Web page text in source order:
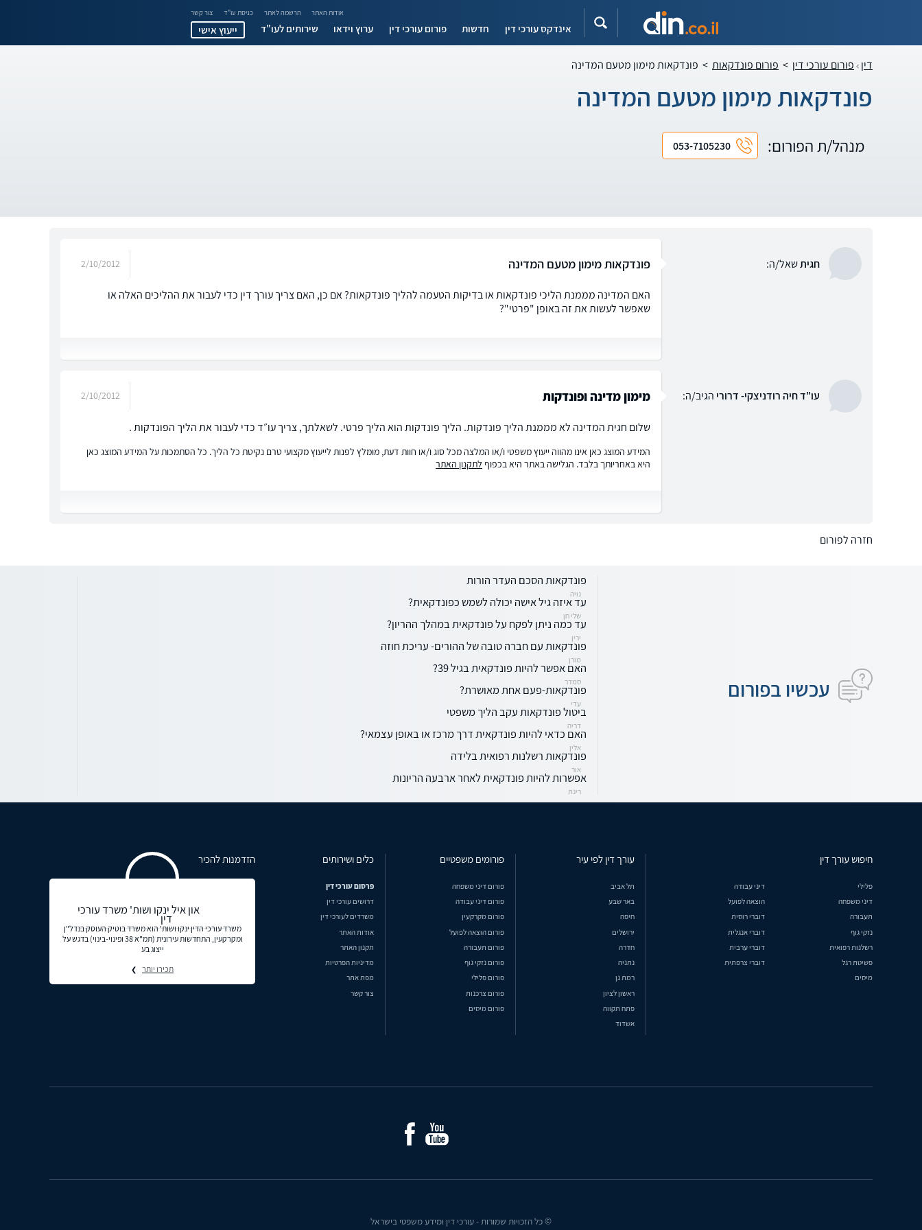
אודות האתר הרשמה לאתר כניסת עו"ד צור קשר
אינדקס עורכי דין חדשות פורום עורכי דין ערוץ וידאו שירותים לעו"ד ייעוץ אישי
דין פורום עורכי דין > פורום פונדקאות > פונדקאות מימון מטעם המדינה
פונדקאות מימון מטעם המדינה
מנהל/ת הפורום: 053-7105230
חגיתשאל/ה: פונדקאות מימון מטעם המדינה 2/10/2012
האם המדינה מממנת הליכי פונדקאות או בדיקות הטעמה להליך פונדקאות? אם כן, האם צריך עורך דין כדי לעבור את ההליכים האלה או
שאפשר לעשות את זה באופן "פרטי"?
עו"ד חיה רודניצקי- דרורי הגיב/ה: מימון מדינה ופונדקות 2/10/2012
שלום חגית המדינה לא מממנת הליך פונדקות. הליך פונדקות הוא הליך פרטי. לשאלתך, צריך עו״ד כדי לעבור את הליך הפונדקות .
המידע המוצג כאן אינו מהווה ייעוץ משפטי ו/או המלצה מכל סוג ו/או חוות דעת, מומלץ לפנות לייעוץ מקצועי טרם נקיטת כל הליך. כל הסתמכות על המידע המוצג כאן
היא באחריותך בלבד. הגלישה באתר היא בכפוף לתקנון האתר
חזרה לפורום
עכשיו בפורום
פונדקאות הסכם העדר הורות
נויה
עד איזה גיל אישה יכולה לשמש כפונדקאית?
שלי חן
עד כמה ניתן לפקח על פונדקאית במהלך ההריון?
ירין
פונדקאות עם חברה טובה של ההורים- עריכת חוזה
מורן
האם אפשר להיות פונדקאית בגיל 39?
סמדר
פונדקאות-פעם אחת מאושרת?
עדי
ביטול פונדקאות עקב הליך משפטי
דריה
האם כדאי להיות פונדקאית דרך מרכז או באופן עצמאי?
אלין
פונדקאות רשלנות רפואית בלידה
אור
אפשרות להיות פונדקאית לאחר ארבעה הריונות
רינת
חיפוש עורך דין
פלילי
דיני עבודה
דיני משפחה
הוצאה לפועל
תעבורה
דוברי רוסית
נזקי גוף
דוברי אנגלית
רשלנות רפואית
דוברי ערבית
פשיטת רגל
דוברי צרפתית
מיסים
עורך דין לפי עיר
תל אביב
באר שבע
חיפה
ירושלים
חדרה
נתניה
רמת גן
ראשון לציון
פתח תקווה
אשדוד
פורומים משפטיים
פורום דיני משפחה
פורום דיני עבודה
פורום מקרקעין
פורום הוצאה לפועל
פורום תעבורה
פורום נזקי גוף
פורום פלילי
פורום צרכנות
פורום מיסים
כלים ושירותים
פרסום עורכי דין
דרושים עורכי דין
משרדים לעורכי דין
אודות האתר
תקנון האתר
מדיניות הפרטיות
מפת אתר
צור קשר
הזדמנות להכיר
און איל ינקו ושות' משרד עורכי
דין
משרד עורכי הדין ינקו ושות' הוא משרד בוטיק העוסק בנדל"ן
ומקרקעין, התחדשות עירונית (תמ"א 38 ופינוי-בינוי) בדגש על
ייצוג בע
תכירו יותר
© כל הזכויות שמורות - עורכי דין ומידע משפטי בישראל